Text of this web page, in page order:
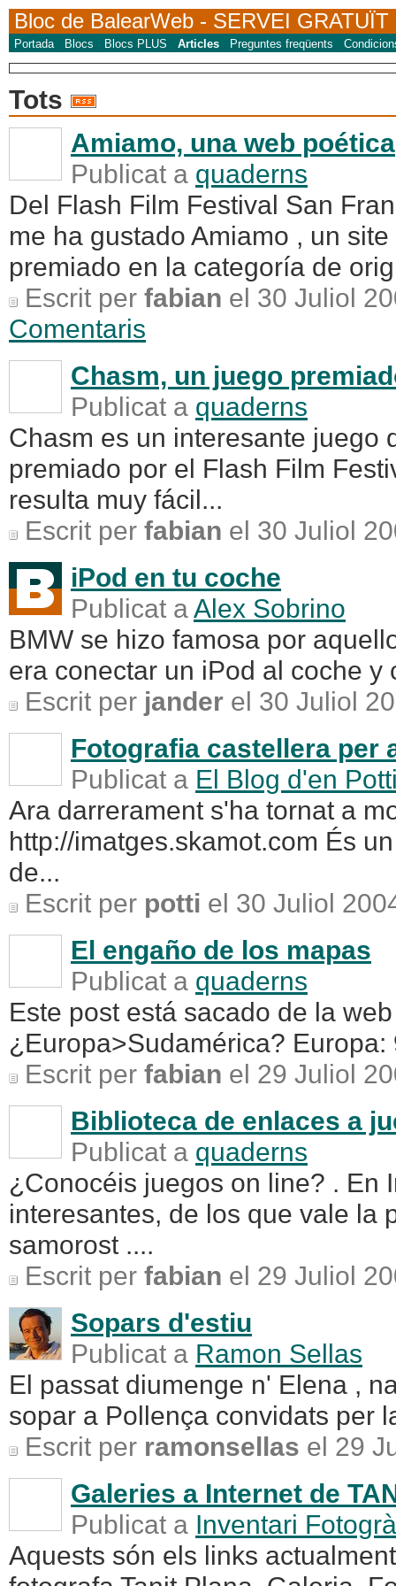
Bloc de BalearWeb - SERVEI
Portada Blocs Blocs PLUS Articles Preguntes freqüents
Tots
Amiamo, una web poética
Publicat a quaderns
Del Flash Film Festival San
me ha gustado Amiamo , un
premiado en la categoría de
Escrit per fabian el 30 Juliol
Comentaris
Chasm, un juego
Publicat a quaderns
Chasm es un interesante juego
premiado por el Flash Film
resulta muy fácil...
Escrit per fabian el 30 Juliol
iPod en tu coche
Publicat aAlex Sobrino
BMW se hizo famosa por
era conectar un iPod al coche
Escrit per jander el 30 Juliol
Fotografia castellera per
Publicat a El Blog d'en
Ara darrerament s'ha tornat a
http://imatges.skamot.com És
de...
Escrit per potti el 30 Juliol
El engaño de los mapas
Publicat a quaderns
Este post está sacado de la
¿Europa>Sudamérica?
Escrit per fabian el 29 Juliol
Biblioteca de enlaces a
Publicat a quaderns
¿Conocéis juegos on line? . En
interesantes, de los que vale la
samorost ....
Escrit per fabian el 29 Juliol
Sopars d'estiu
Publicat a Ramon Sellas
El passat diumenge n' Elena ,
sopar a Pollença convidats per
Escrit per ramonsellas el 29
Galeries a Internet de
Publicat a Inventari
Aquests són els links